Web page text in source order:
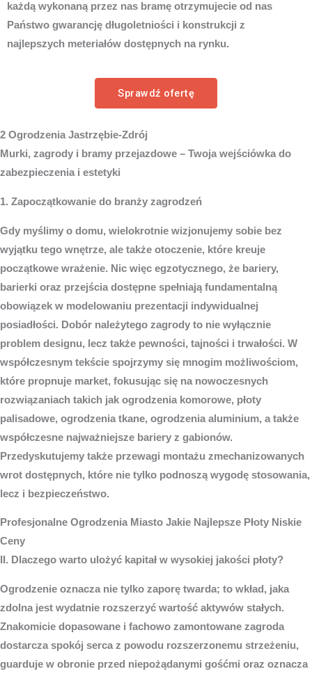
każdą wykonaną przez nas bramę otrzymujecie od nas
Państwo gwarancję długoletniości i konstrukcji z
najlepszych meteriałów dostępnych na rynku.
Sprawdź ofertę
2 Ogrodzenia Jastrzębie-Zdrój
Murki, zagrody i bramy przejazdowe – Twoja wejściówka do
zabezpieczenia i estetyki
1. Zapoczątkowanie do branży zagrodzeń
Gdy myślimy o domu, wielokrotnie wizjonujemy sobie bez
wyjątku tego wnętrze, ale także otoczenie, które kreuje
początkowe wrażenie. Nic więc egzotycznego, że bariery,
barierki oraz przejścia dostępne spełniają fundamentalną
obowiązek w modelowaniu prezentacji indywidualnej
posiadłości. Dobór należytego zagrody to nie wyłącznie
problem designu, lecz także pewności, tajności i trwałości. W
współczesnym tekście spojrzymy się mnogim możliwościom,
które propnuje market, fokusując się na nowoczesnych
rozwiązaniach takich jak ogrodzenia komorowe, płoty
palisadowe, ogrodzenia tkane, ogrodzenia aluminium, a także
współczesne najważniejsze bariery z gabionów.
Przedyskutujemy także przewagi montażu zmechanizowanych
wrot dostępnych, które nie tylko podnoszą wygodę stosowania,
lecz i bezpieczeństwo.
Profesjonalne Ogrodzenia Miasto Jakie Najlepsze Płoty Niskie
Ceny
II. Dlaczego warto ulożyć kapitał w wysokiej jakości płoty?
Ogrodzenie oznacza nie tylko zaporę twarda; to wkład, jaka
zdolna jest wydatnie rozszerzyć wartość aktywów stałych.
Znakomicie dopasowane i fachowo zamontowane zagroda
dostarcza spokój serca z powodu rozszerzonemu strzeżeniu,
guarduje w obronie przed niepożądanymi gośćmi oraz oznacza